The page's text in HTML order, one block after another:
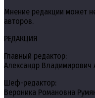
Мнение редакции может
авторов.
РЕДАКЦИЯ
Главный редактор:
Александр Владимирович
Шеф-редактор:
Вероника Романовна